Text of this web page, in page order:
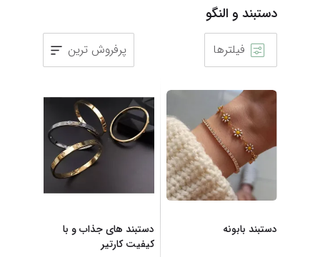
دستبند و النگو
فیلترها پرفروش ترین
دستبند بابونه
دستبند های جذاب و با
کیفیت کارتیر